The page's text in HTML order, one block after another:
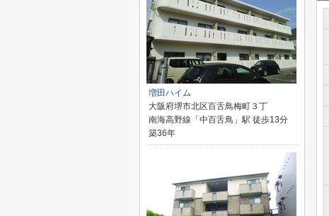
増田ハイム
大阪府堺市北区百舌鳥梅町３丁
南海高野線「中百舌鳥」駅 徒歩13分
築36年